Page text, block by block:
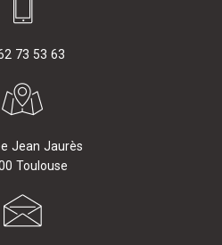
73 53 63
Jean Jaurès
Toulouse